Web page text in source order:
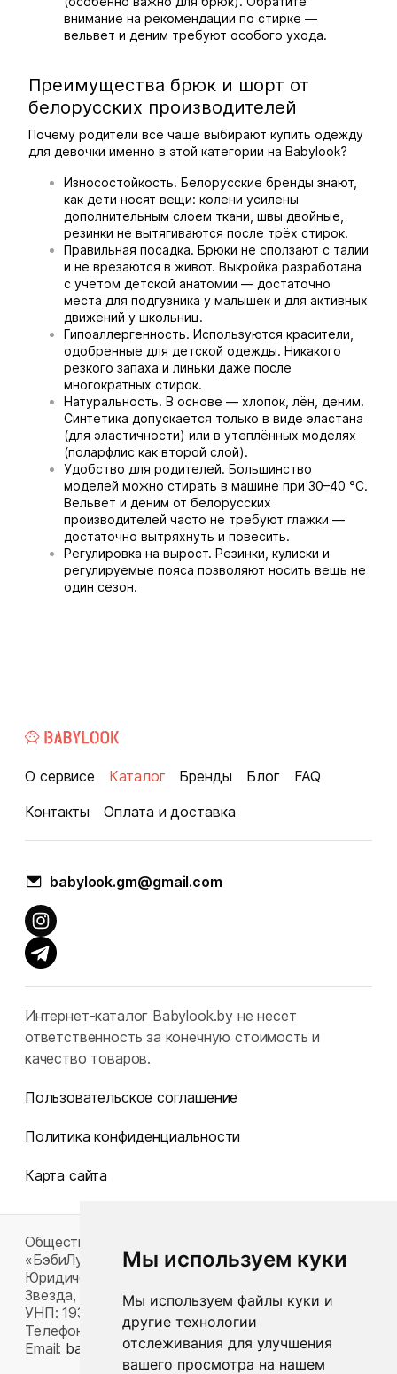
Мы используем куки
Мы используем файлы куки и
другие технологии
отслеживания для улучшения
вашего просмотра на нашем
внимание на рекомендации по стирке —
вельвет и деним требуют особого ухода.
Преимущества брюк и шорт от
белорусских производителей
Почему родители всё чаще выбирают купить одежду
для девочки именно в этой категории на Babylook?
Износостойкость. Белорусские бренды знают,
как дети носят вещи: колени усилены
дополнительным слоем ткани, швы двойные,
резинки не вытягиваются после трёх стирок.
Правильная посадка. Брюки не сползают с талии
и не врезаются в живот. Выкройка разработана
с учётом детской анатомии — достаточно
места для подгузника у малышек и для активных
движений у школьниц.
Гипоаллергенность. Используются красители,
одобренные для детской одежды. Никакого
резкого запаха и линьки даже после
многократных стирок.
Натуральность. В основе — хлопок, лён, деним.
Синтетика допускается только в виде эластана
(для эластичности) или в утеплённых моделях
(поларфлис как второй слой).
Удобство для родителей. Большинство
моделей можно стирать в машине при 30–40 °C.
Вельвет и деним от белорусских
производителей часто не требуют глажки —
достаточно вытряхнуть и повесить.
Регулировка на вырост. Резинки, кулиски и
регулируемые пояса позволяют носить вещь не
один сезон.
О сервисе Каталог Бренды Блог
FAQ
Контакты
Оплата и доставка
babylook.gm@gmail.com
Интернет-каталог Babylook.by не несет
ответственность за конечную стоимость и
качество товаров.
Пользовательское соглашение
Политика конфиденциальности
Карта сайта
Общество с ограниченной ответственностью
«БэбиЛук»
Юридический адрес: 220117, г. Минск, пр-т Газеты
Звезда, д. 16, пом. 52
УНП: 193815124
Телефон:
+375 33 392 66 63
Email: babylook.gm@gmail.com .